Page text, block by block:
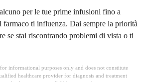
per le tue prime infusioni fino a
farmaco ti influenza. Dai sempre la priorità
se stai riscontrando problemi di vista o ti
informational purposes only and does not constitute
healthcare provider for diagnosis and treatment